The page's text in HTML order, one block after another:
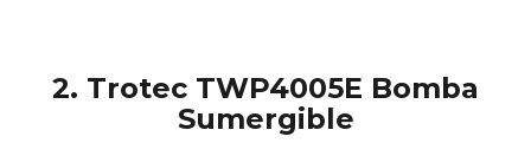
2. Trotec ‎TWP4005E Bomba
Sumergible